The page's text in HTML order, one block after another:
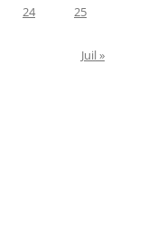
24
25
Juil »